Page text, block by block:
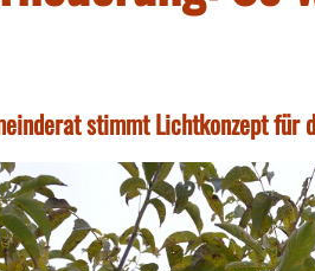
stimmt Lichtkonzept für